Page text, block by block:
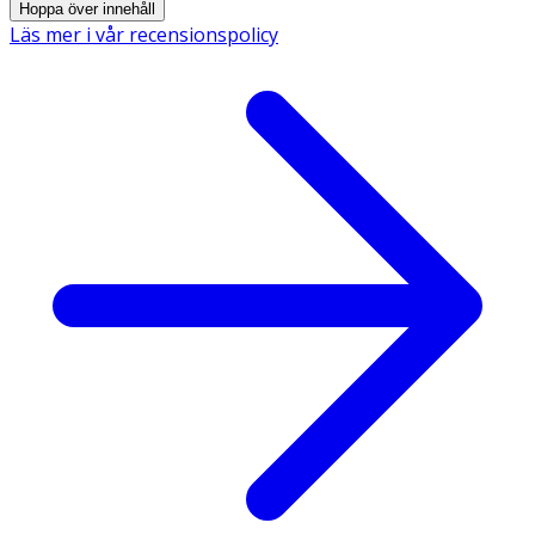
Hoppa över innehåll
Läs mer i vår recensionspolicy